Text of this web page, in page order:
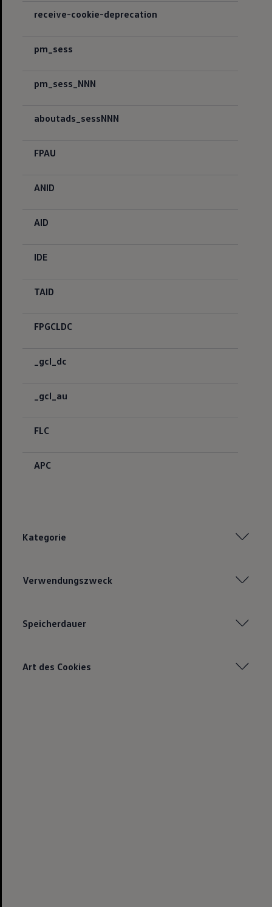
receive-cookie-deprecation
pm_sess
pm_sess_NNN
aboutads_sessNNN
FPAU
ANID
AID
IDE
TAID
FPGCLDC
_gcl_dc
_gcl_au
FLC
APC
Kategorie
Verwendungszweck
Speicherdauer
Art des Cookies